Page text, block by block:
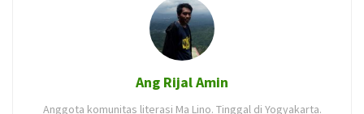
Ang Rijal Amin
Anggota komunitas literasi Ma Lino. Tinggal di Yogyakarta.